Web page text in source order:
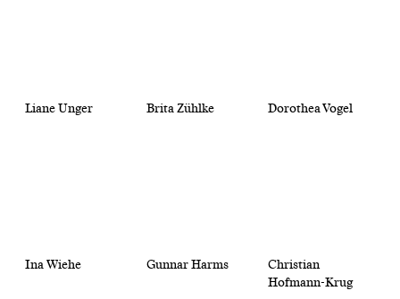
Liane Unger Brita Zühlke Dorothea Vogel
Ina Wiehe Gunnar Harms
Christian
Hofmann-Krug